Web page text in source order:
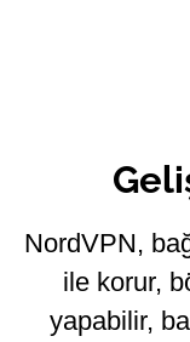
NordVPN,
ile korur,
yapabilir,